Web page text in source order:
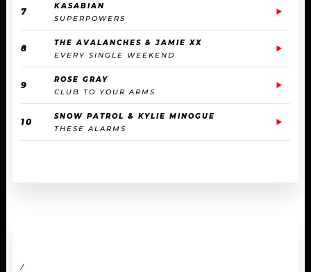
7
KASABIAN
SUPERPOWERS
8
THE AVALANCHES & JAMIE XX
EVERY SINGLE WEEKEND
9
ROSE GRAY
CLUB TO YOUR ARMS
10
SNOW PATROL & KYLIE MINOGUE
THESE ALARMS
/